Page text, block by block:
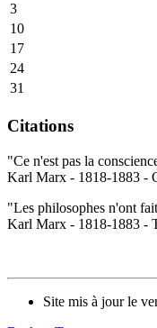
3
10
17
24
31
Citations
"Ce n'est pas la
Karl Marx - 1818-1883 -
"Les philosophes n'ont
Karl Marx - 1818-1883 -
Site mis à jour le